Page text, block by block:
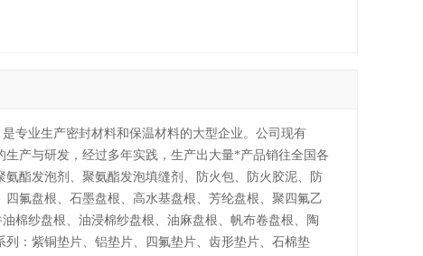
专业生产密封材料和保温材料的大型企业。公司现有
产与研发，经过多年实践，生产出大量*产品销往全国各
发泡剂、聚氨酯发泡填缝剂、防火包、防火胶泥、防
氟盘根、石墨盘根、高水基盘根、芳纶盘根、聚四氟乙
棉纱盘根、油浸棉纱盘根、油麻盘根、帆布卷盘根、陶
：紫铜垫片、铝垫片、四氟垫片、齿形垫片、石棉垫